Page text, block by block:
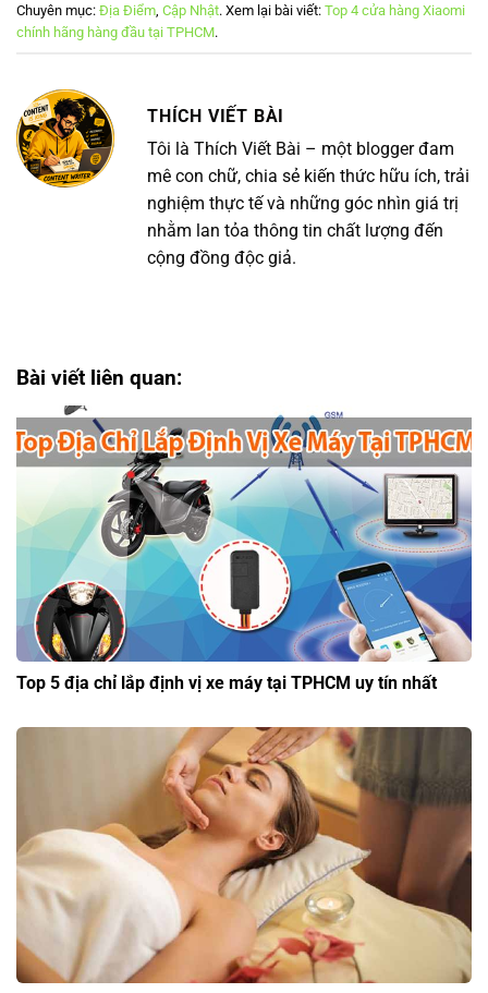
Chuyên mục: Địa Điểm, Cập Nhật. Xem lại bài viết: Top 4 cửa hàng Xiaomi
chính hãng hàng đầu tại TPHCM.
THÍCH VIẾT BÀI
Tôi là Thích Viết Bài – một blogger đam
mê con chữ, chia sẻ kiến thức hữu ích, trải
nghiệm thực tế và những góc nhìn giá trị
nhằm lan tỏa thông tin chất lượng đến
cộng đồng độc giả.
Bài viết liên quan:
Top 5 địa chỉ lắp định vị xe máy tại TPHCM uy tín nhất